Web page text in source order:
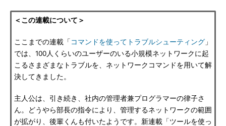
＜この連載について＞
ここまでの連載「 コマンドを使ってトラブルシューティング 」
では、100人くらいのユーザーのいる小規模ネットワークに起
こるさまざまなトラブルを、ネットワークコマンドを用いて解
決してきました。
主人公は、引き続き、社内の管理者兼プログラマーの律子さ
ん。どうやら部長の指令により、管理するネットワークの範囲
が拡がり、後輩くんも付いたようです。新連載「ツールを使っ